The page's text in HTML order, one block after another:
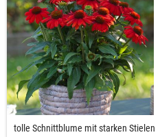
tolle Schnittblume mit starken Stielen